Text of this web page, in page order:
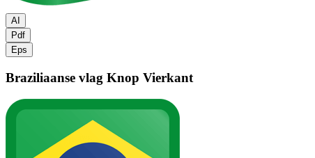
AI
Pdf
Eps
Braziliaanse vlag Knop Vierkant